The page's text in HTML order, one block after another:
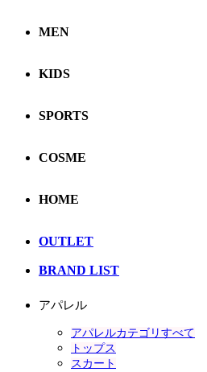
MEN
KIDS
SPORTS
COSME
HOME
OUTLET
BRAND LIST
アパレル
アパレルカテゴリすべて
トップス
スカート